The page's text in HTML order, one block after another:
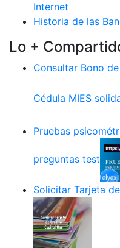
Internet
Historia de las
Lo +
Consultar Bono
Cédula MIES
Pruebas
preguntas test
Solicitar Tarjeta